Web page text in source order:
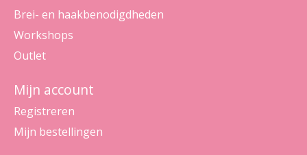
Brei- en haakbenodigdheden
Workshops
Outlet
Mijn account
Registreren
Mijn bestellingen